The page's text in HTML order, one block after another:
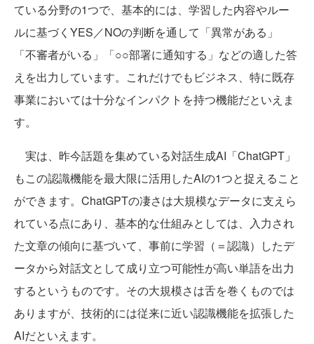
ている分野の1つで、基本的には、学習した内容やルー
ルに基づくYES／NOの判断を通して「異常がある」
「不審者がいる」「○○部署に通知する」などの適した答
えを出力しています。これだけでもビジネス、特に既存
事業においては十分なインパクトを持つ機能だといえま
す。
実は、昨今話題を集めている対話生成AI「ChatGPT」
もこの認識機能を最大限に活用したAIの1つと捉えること
ができます。ChatGPTの凄さは大規模なデータに支えら
れている点にあり、基本的な仕組みとしては、入力され
た文章の傾向に基づいて、事前に学習（＝認識）したデ
ータから対話文として成り立つ可能性が高い単語を出力
するというものです。その大規模さは舌を巻くものでは
ありますが、技術的には従来に近い認識機能を拡張した
AIだといえます。